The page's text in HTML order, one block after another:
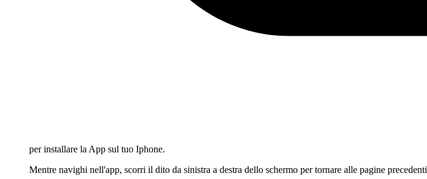
per installare la App sul tuo Iphone.
Mentre navighi nell'app, scorri il dito da sinistra a destra dello schermo per tornare alle pagine precedenti